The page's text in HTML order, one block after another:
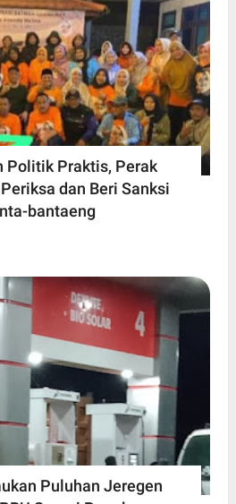
Politik Praktis, Perak
dan Beri Sanksi
bantaeng
Puluhan Jeregen